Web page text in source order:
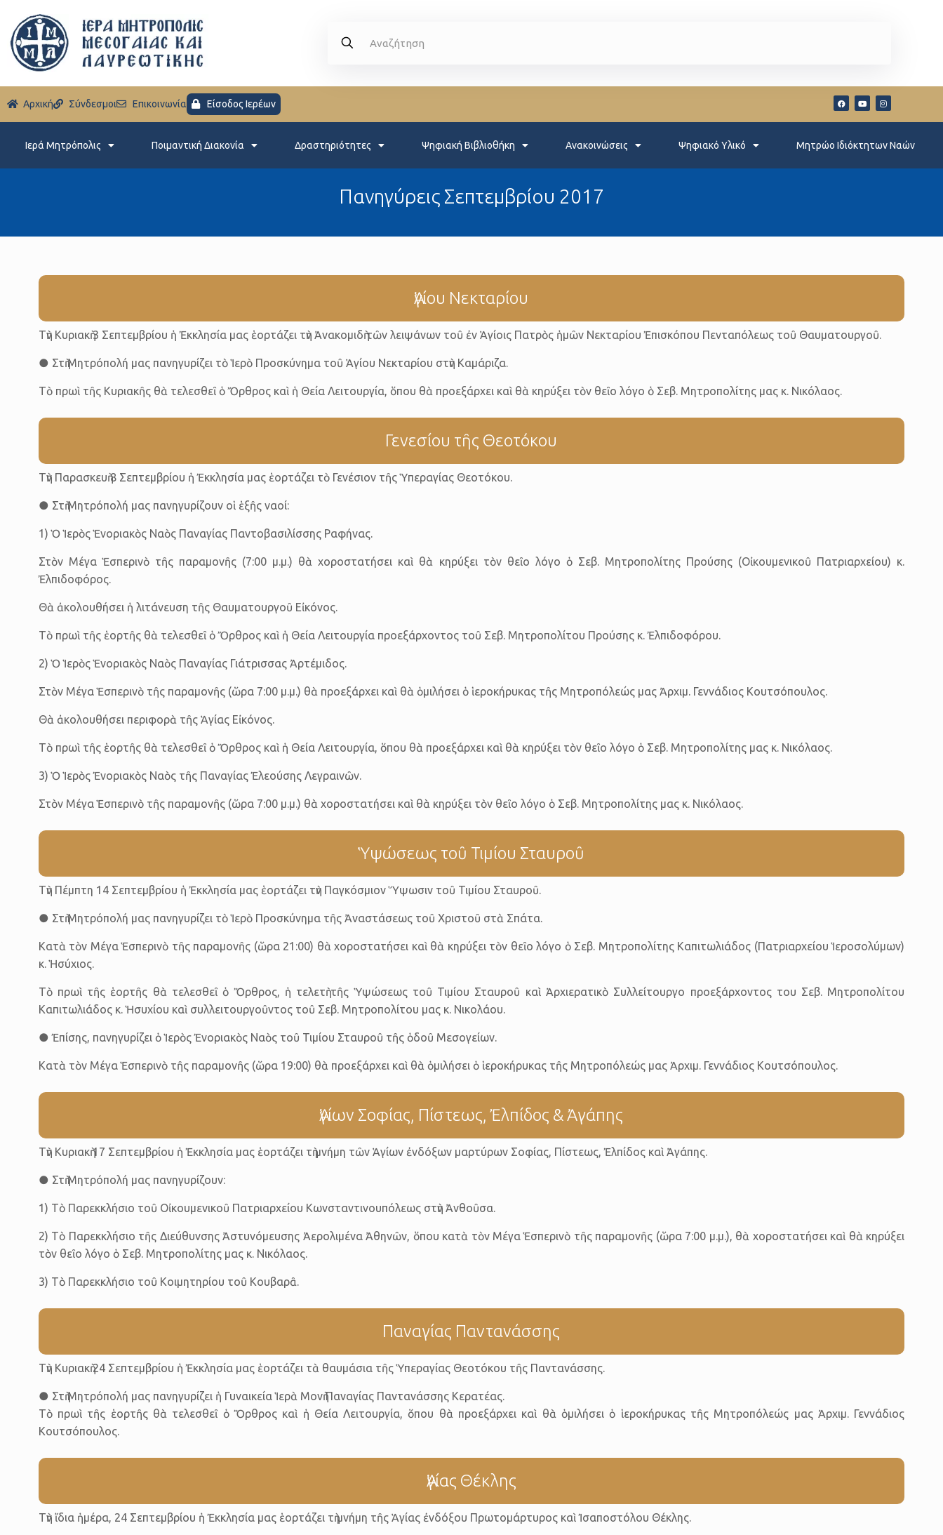
Aρχική Σύνδεσμοι Eπικοινωνία Είσοδος Ιερέων
Ιερά Μητρόπολις Ποιμαντική Διακονία Δραστηριότητες Ψηφιακή Βιβλιοθήκη Ανακοινώσεις Ψηφιακό Υλικό Μητρώο Ιδιόκτητων Ναών
Πανηγύρεις Σεπτεμβρίου 2017
Ἁγίου Νεκταρίου
Τὴν Κυριακὴ 3 Σεπτεμβρίου ἡ Ἐκκλησία μας ἑορτάζει τὴν Ἀνακομιδὴ τῶν λειψάνων τοῦ ἐν Ἁγίοις Πατρὸς ἡμῶν Νεκταρίου Ἐπισκόπου Πενταπόλεως τοῦ Θαυματουργοῦ.
● Στὴ Μητρόπολή μας πανηγυρίζει τὸ Ἱερὸ Προσκύνημα τοῦ Ἁγίου Νεκταρίου στὴν Καμάριζα.
Τὸ πρωὶ τῆς Κυριακῆς θὰ τελεσθεῖ ὁ Ὄρθρος καὶ ἡ Θεία Λειτουργία, ὅπου θὰ προεξάρχει καὶ θὰ κηρύξει τὸν θεῖο λόγο ὁ Σεβ. Μητροπολίτης μας κ. Νικόλαος.
Γενεσίου τῆς Θεοτόκου
Τὴν Παρασκευὴ 8 Σεπτεμβρίου ἡ Ἐκκλησία μας ἑορτάζει τὸ Γενέσιον τῆς Ὑπεραγίας Θεοτόκου.
● Στὴ Μητρόπολή μας πανηγυρίζουν οἱ ἑξῆς ναοί:
1) Ὁ Ἱερὸς Ἑνοριακὸς Ναὸς Παναγίας Παντοβασιλίσσης Ραφήνας.
Στὸν Μέγα Ἑσπερινὸ τῆς παραμονῆς (7:00 μ.μ.) θὰ χοροστατήσει καὶ θὰ κηρύξει τὸν θεῖο λόγο ὁ Σεβ. Μητροπολίτης Προύσης (Οἰκουμενικοῦ Πατριαρχείου) κ.
Ἐλπιδοφόρος.
Θὰ ἀκολουθήσει ἡ λιτάνευση τῆς Θαυματουργοῦ Εἰκόνος.
Τὸ πρωὶ τῆς ἑορτῆς θὰ τελεσθεῖ ὁ Ὄρθρος καὶ ἡ Θεία Λειτουργία προεξάρχοντος τοῦ Σεβ. Μητροπολίτου Προύσης κ. Ἐλπιδοφόρου.
2) Ὁ Ἱερὸς Ἑνοριακὸς Ναὸς Παναγίας Γιάτρισσας Ἀρτέμιδος.
Στὸν Μέγα Ἑσπερινὸ τῆς παραμονῆς (ὥρα 7:00 μ.μ.) θὰ προεξάρχει καὶ θὰ ὁμιλήσει ὁ ἱεροκήρυκας τῆς Μητροπόλεώς μας Ἀρχιμ. Γεννάδιος Κουτσόπουλος.
Θὰ ἀκολουθήσει περιφορὰ τῆς Ἁγίας Εἰκόνος.
Τὸ πρωὶ τῆς ἑορτῆς θὰ τελεσθεῖ ὁ Ὄρθρος καὶ ἡ Θεία Λειτουργία, ὅπου θὰ προεξάρχει καὶ θὰ κηρύξει τὸν θεῖο λόγο ὁ Σεβ. Μητροπολίτης μας κ. Νικόλαος.
3) Ὁ Ἱερὸς Ἐνοριακὸς Ναὸς τῆς Παναγίας Ἐλεούσης Λεγραινῶν.
Στὸν Μέγα Ἑσπερινὸ τῆς παραμονῆς (ὥρα 7:00 μ.μ.) θὰ χοροστατήσει καὶ θὰ κηρύξει τὸν θεῖο λόγο ὁ Σεβ. Μητροπολίτης μας κ. Νικόλαος.
Ὑψώσεως τοῦ Τιμίου Σταυροῦ
Τὴν Πέμπτη 14 Σεπτεμβρίου ἡ Ἐκκλησία μας ἑορτάζει τὴν Παγκόσμιον Ὕψωσιν τοῦ Τιμίου Σταυροῦ.
● Στὴ Μητρόπολή μας πανηγυρίζει τὸ Ἱερὸ Προσκύνημα τῆς Ἀναστάσεως τοῦ Χριστοῦ στὰ Σπάτα.
Κατὰ τὸν Μέγα Ἑσπερινὸ τῆς παραμονῆς (ὥρα 21:00) θὰ χοροστατήσει καὶ θὰ κηρύξει τὸν θεῖο λόγο ὁ Σεβ. Μητροπολίτης Καπιτωλιάδος (Πατριαρχείου Ἱεροσολύμων)
κ. Ἡσύχιος.
Τὸ πρωὶ τῆς ἑορτῆς θὰ τελεσθεῖ ὁ Ὄρθρος, ἡ τελετὴ τῆς Ὑψώσεως τοῦ Τιμίου Σταυροῦ καὶ Ἀρχιερατικὸ Συλλείτουργο προεξάρχοντος του Σεβ. Μητροπολίτου
Καπιτωλιάδος κ. Ἡσυχίου καὶ συλλειτουργοῦντος τοῦ Σεβ. Μητροπολίτου μας κ. Νικολάου.
● Ἐπίσης, πανηγυρίζει ὁ Ἱερὸς Ἐνοριακὸς Ναὸς τοῦ Τιμίου Σταυροῦ τῆς ὁδοῦ Μεσογείων.
Κατὰ τὸν Μέγα Ἑσπερινὸ τῆς παραμονῆς (ὥρα 19:00) θὰ προεξάρχει καὶ θὰ ὁμιλήσει ὁ ἱεροκήρυκας τῆς Μητροπόλεώς μας Ἀρχιμ. Γεννάδιος Κουτσόπουλος.
Ἁγίων Σοφίας, Πίστεως, Ἐλπίδος & Ἀγάπης
Τὴν Κυριακὴ 17 Σεπτεμβρίου ἡ Ἐκκλησία μας ἑορτάζει τὴ μνήμη τῶν Ἁγίων ἐνδόξων μαρτύρων Σοφίας, Πίστεως, Ἐλπίδος καὶ Ἀγάπης.
● Στὴ Μητρόπολή μας πανηγυρίζουν:
1) Τὸ Παρεκκλήσιο τοῦ Οἰκουμενικοῦ Πατριαρχείου Κωνσταντινουπόλεως στὴν Ἀνθοῦσα.
2) Τὸ Παρεκκλήσιο τῆς Διεύθυνσης Ἀστυνόμευσης Ἀερολιμένα Ἀθηνῶν, ὅπου κατὰ τὸν Μέγα Ἑσπερινὸ τῆς παραμονῆς (ὥρα 7:00 μ.μ.), θὰ χοροστατήσει καὶ θὰ κηρύξει
τὸν θεῖο λόγο ὁ Σεβ. Μητροπολίτης μας κ. Νικόλαος.
3) Τὸ Παρεκκλήσιο τοῦ Κοιμητηρίου τοῦ Κουβαρᾶ.
Παναγίας Παντανάσσης
Τὴν Κυριακὴ 24 Σεπτεμβρίου ἡ Ἐκκλησία μας ἑορτάζει τὰ θαυμάσια τῆς Ὑπεραγίας Θεοτόκου τῆς Παντανάσσης.
● Στὴ Μητρόπολή μας πανηγυρίζει ἡ Γυναικεία Ἱερὰ Μονὴ Παναγίας Παντανάσσης Κερατέας.
Τὸ πρωὶ τῆς ἑορτῆς θὰ τελεσθεῖ ὁ Ὄρθρος καὶ ἡ Θεία Λειτουργία, ὅπου θὰ προεξάρχει καὶ θὰ ὁμιλήσει ὁ ἱεροκήρυκας τῆς Μητροπόλεώς μας Ἀρχιμ. Γεννάδιος
Κουτσόπουλος.
Ἁγίας Θέκλης
Τὴν ἴδια ἡμέρα, 24 Σεπτεμβρίου ἡ Ἐκκλησία μας ἑορτάζει τὴ μνήμη τῆς Ἁγίας ἐνδόξου Πρωτομάρτυρος καὶ Ἰσαποστόλου Θέκλης.